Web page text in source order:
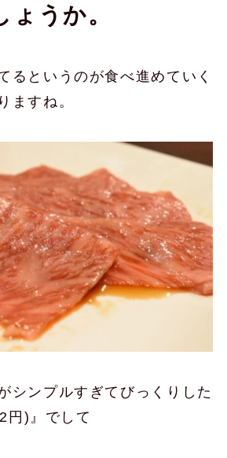
ょうか。
るというのが食べ進めていく
ますね。
シンプルすぎてびっくりした
円)』でして